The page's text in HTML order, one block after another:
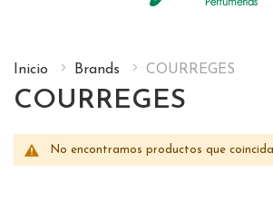
Inicio Brands COURREGES
COURREGES
No encontramos productos que